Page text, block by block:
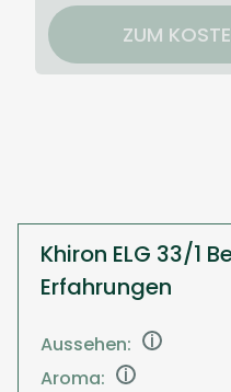
ZUM
Khiron ELG 33/1
Erfahrungen
Aussehen: i
Aroma: i